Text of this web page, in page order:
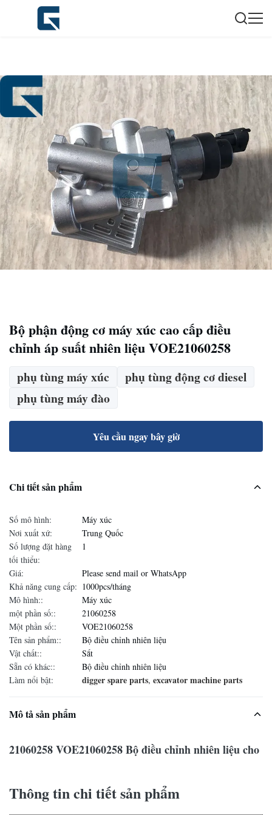
Bộ phận động cơ máy xúc cao cấp điều
chỉnh áp suất nhiên liệu VOE21060258
phụ tùng máy xúc
phụ tùng động cơ diesel
phụ tùng máy đào
Yêu cầu ngay bây giờ
Chi tiết sản phẩm
Số mô hình:
Máy xúc
Nơi xuất xứ:
Trung Quốc
Số lượng đặt hàng
tối thiểu:
1
Giá:
Please send mail or WhatsApp
Khả năng cung cấp: 1000pcs/tháng
Mô hình::
Máy xúc
một phần số::
21060258
Một phần số::
VOE21060258
Tên sản phẩm::
Bộ điều chỉnh nhiên liệu
Vật chất::
Sắt
Sẵn có khác::
Bộ điều chỉnh nhiên liệu
Làm nổi bật:
digger spare parts, excavator machine parts
Mô tả sản phẩm
21060258 VOE21060258 Bộ điều chỉnh nhiên liệu cho
Thông tin chi tiết sản phẩm